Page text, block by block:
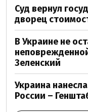
Суд вернул
дворец
В Украине не
Зеленский
Украина
России –